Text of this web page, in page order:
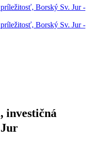
investičná